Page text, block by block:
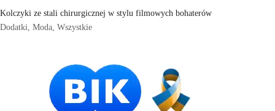
Kolczyki ze stali chirurgicznej w stylu filmowych bohaterów
Dodatki Moda Wszystkie